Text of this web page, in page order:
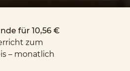
für 10,56 €
zum
– monatlich